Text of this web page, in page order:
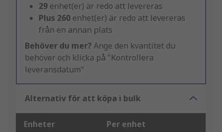
29 enhet(er) är redo att levereras
Plus 260 enhet(er) är redo att levereras
från en annan plats
Behöver du mer? Ange den kvantitet du
behöver och klicka på "Kontrollera
leveransdatum"
Alternativ för att köpa i bulk
Enheter Per enhet